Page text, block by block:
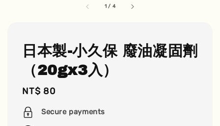
1 / 4
日本製-小久保 廢油凝固劑
（20gx3入）
Regular
price
NT$ 80
Secure payments